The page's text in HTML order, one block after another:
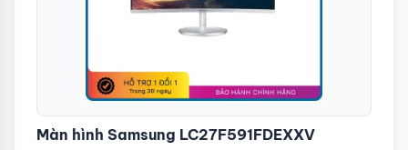
Màn hình Samsung LC27F591FDEXXV